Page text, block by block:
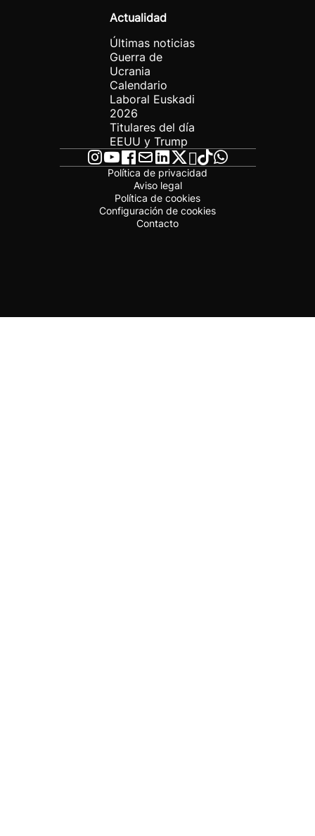
Actualidad
Últimas noticias
Guerra de
Ucrania
Calendario
Laboral Euskadi
2026
Titulares del día
EEUU y Trump
Política de privacidad
Aviso legal
Política de cookies
Configuración de cookies
Contacto